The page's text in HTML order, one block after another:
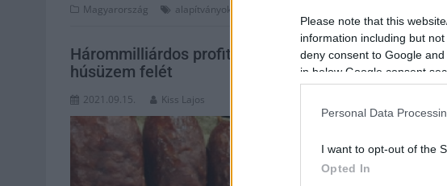
Please note that this
information including but
deny consent to Google
in below Google consent
Personal Data
I want to opt-out of the
Opted In
Magyarország alapítványok
Hárommilliárdos profitot termelt, mégis eladná a
húsüzem felét
2021.09.15. Kiss Lajos